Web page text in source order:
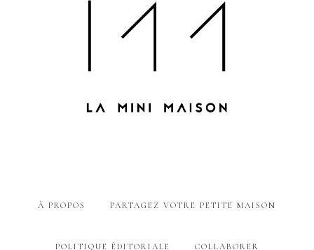
À PROPOS PARTAGEZ VOTRE PETITE MAISON
POLITIQUE ÉDITORIALE COLLABORER